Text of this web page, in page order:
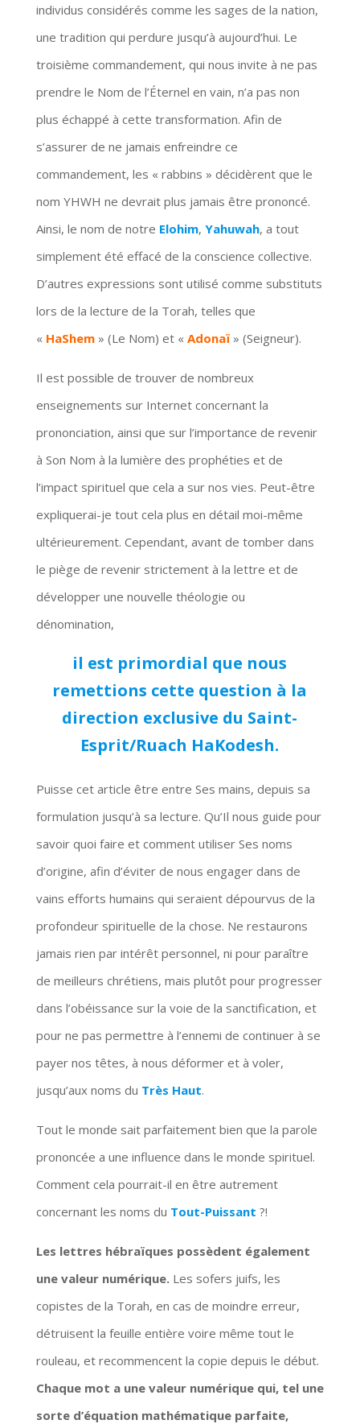
individus considérés comme les sages de la nation,
une tradition qui perdure jusqu’à aujourd’hui. Le
troisième commandement, qui nous invite à ne pas
prendre le Nom de l’Éternel en vain, n’a pas non
plus échappé à cette transformation. Afin de
s’assurer de ne jamais enfreindre ce
commandement, les « rabbins » décidèrent que le
nom YHWH ne devrait plus jamais être prononcé.
Ainsi, le nom de notre Elohim, Yahuwah, a tout
simplement été effacé de la conscience collective.
D’autres expressions sont utilisé comme substituts
lors de la lecture de la Torah, telles que
« HaShem» (Le Nom) et « Adonaï» (Seigneur).
Il est possible de trouver de nombreux
enseignements sur Internet concernant la
prononciation, ainsi que sur l’importance de revenir
à Son Nom à la lumière des prophéties et de
l’impact spirituel que cela a sur nos vies. Peut-être
expliquerai-je tout cela plus en détail moi-même
ultérieurement. Cependant, avant de tomber dans
le piège de revenir strictement à la lettre et de
développer une nouvelle théologie ou
dénomination,
il est primordial que nous
remettions cette question à la
direction exclusive du Saint-
Esprit/Ruach HaKodesh.
Puisse cet article être entre Ses mains, depuis sa
formulation jusqu’à sa lecture. Qu’Il nous guide pour
savoir quoi faire et comment utiliser Ses noms
d’origine, afin d’éviter de nous engager dans de
vains efforts humains qui seraient dépourvus de la
profondeur spirituelle de la chose. Ne restaurons
jamais rien par intérêt personnel, ni pour paraître
de meilleurs chrétiens, mais plutôt pour progresser
dans l’obéissance sur la voie de la sanctification, et
pour ne pas permettre à l’ennemi de continuer à se
payer nos têtes, à nous déformer et à voler,
jusqu’aux noms du Très Haut.
Tout le monde sait parfaitement bien que la parole
prononcée a une influence dans le monde spirituel.
Comment cela pourrait-il en être autrement
concernant les noms du Tout-Puissant ?!
Les lettres hébraïques possèdent également
une valeur numérique.Les sofers juifs, les
copistes de la Torah, en cas de moindre erreur,
détruisent la feuille entière voire même tout le
rouleau, et recommencent la copie depuis le début.
Chaque mot a une valeur numérique qui, tel une
sorte d’équation mathématique parfaite,